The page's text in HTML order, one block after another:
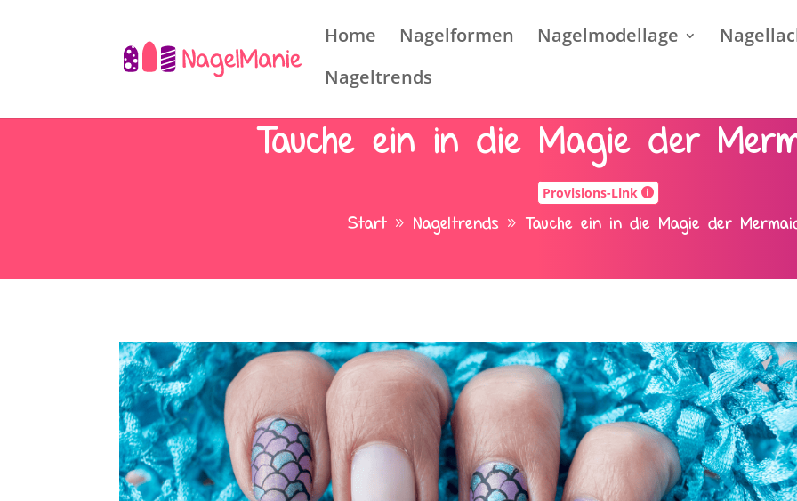
Home Nagelformen Nagelmodellage
Nageltrends
Tauche ein in die Magie der
Provisions-Link 
Start Nageltrends Tauche ein in die Magie der